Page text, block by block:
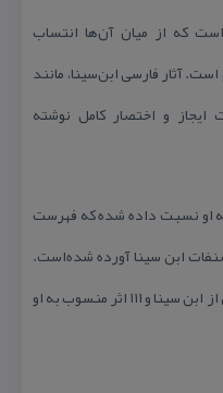
است كه از میان ‏آن‌ها انتساب
آثار فارسی ابن‌سینا، مانند
ایجاز و اختصار كامل نوشته
به او نسبت داده شده كه فهرست
‏ابن سینا آورده شده‌است.
این فهرست شامل شامل ۱۳۱ نوشته اصیل از ابن سینا و ۱۱۱ اثر منسوب به او